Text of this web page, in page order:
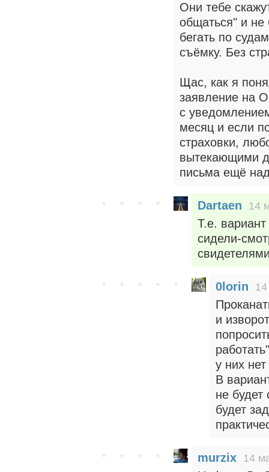
Они тебе
общаться" и не
бегать по
съёмку. Без
Щас, как я
заявление на
с
месяц и если
страховки,
вытекающими
письма ещё
Dartaen 14
Т.е.
сидели-
0lorin
и
у них
В
не будет
будет
murzix 14